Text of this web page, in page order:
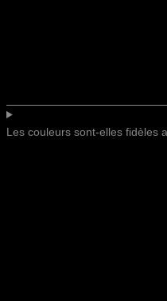
Les couleurs sont-elles fidèles